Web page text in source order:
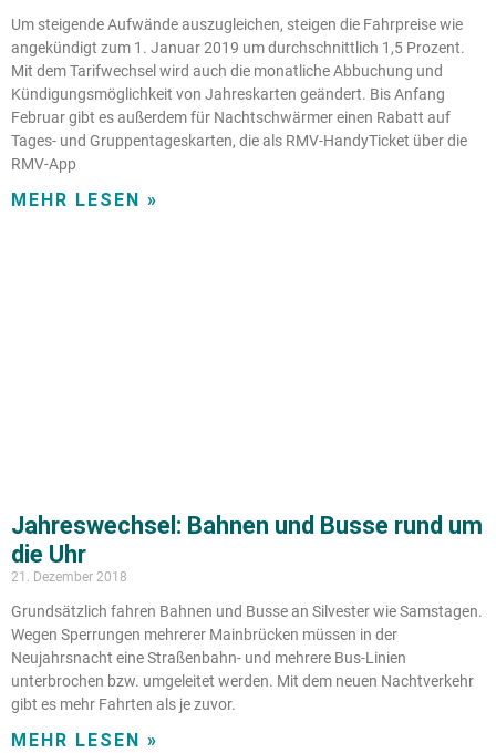
Um steigende Aufwände auszugleichen, steigen die Fahrpreise wie
angekündigt zum 1. Januar 2019 um durchschnittlich 1,5 Prozent.
Mit dem Tarifwechsel wird auch die monatliche Abbuchung und
Kündigungsmöglichkeit von Jahreskarten geändert. Bis Anfang
Februar gibt es außerdem für Nachtschwärmer einen Rabatt auf
Tages- und Gruppentageskarten, die als RMV-HandyTicket über die
RMV-App
MEHR LESEN »
Jahreswechsel: Bahnen und Busse rund um
die Uhr
21. Dezember 2018
Grundsätzlich fahren Bahnen und Busse an Silvester wie Samstagen.
Wegen Sperrungen mehrerer Mainbrücken müssen in der
Neujahrsnacht eine Straßenbahn- und mehrere Bus-Linien
unterbrochen bzw. umgeleitet werden. Mit dem neuen Nachtverkehr
gibt es mehr Fahrten als je zuvor.
MEHR LESEN »